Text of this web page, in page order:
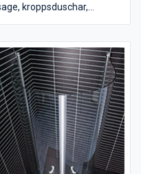
kroppsduschar,